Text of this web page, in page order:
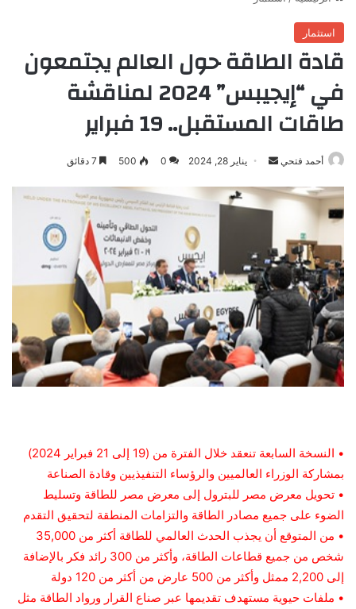
استثمار
قادة الطاقة حول العالم يجتمعون
في “إيجيبس” 2024 لمناقشة
طاقات المستقبل.. 19 فبراير
أحمد فتحي
أرسل
إلكترونيا
يناير 28, 2024 0
500
•
النسخة السابعة تنعقد خلال الفترة من (19 إلى 21 فبراير 2024)
بمشاركة الوزراء العالميين والرؤساء التنفيذيين وقادة الصناعة
• تحويل معرض مصر للبترول إلى معرض مصر للطاقة وتسليط
الضوء على جميع مصادر الطاقة والتزامات المنطقة لتحقيق التقدم
•
من المتوقع أن يجذب الحدث العالمي للطاقة أكثر من 35,000
شخص من جميع قطاعات الطاقة، وأكثر من 300 رائد فكر بالإضافة
إلى 2,200 ممثل وأكثر من 500 عارض من أكثر من 120 دولة
• ملفات حيوية مستهدف تقديمها عبر صناع القرار ورواد الطاقة مثل